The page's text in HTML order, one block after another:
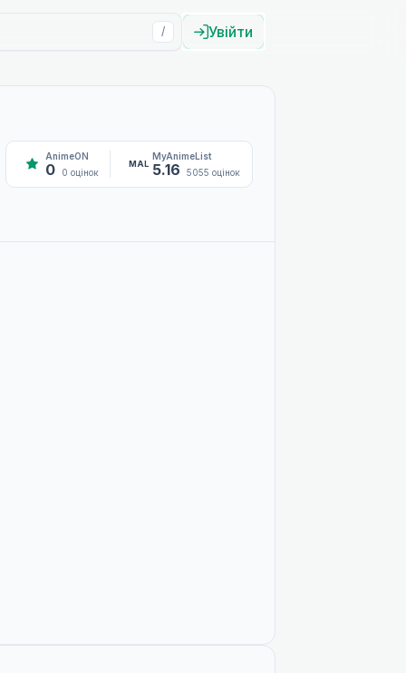
/ Увійти
AnimeON
0 0 оцінок
MAL
MyAnimeList
5.16 5055 оцінок